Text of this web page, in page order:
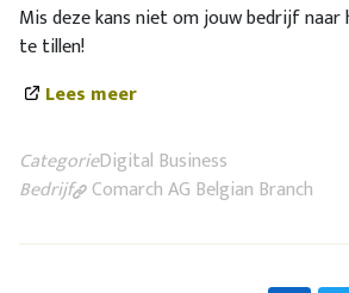
Mis deze kans niet om jouw bedrijf naar
te tillen!
Lees meer
CategorieDigital Business
Bedrijf
Comarch AG Belgian Branch